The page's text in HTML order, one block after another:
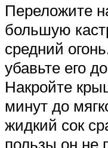
Переложите
большую
средний
убавьте его
Накройте
минут до
жидкий сок
пользы он не